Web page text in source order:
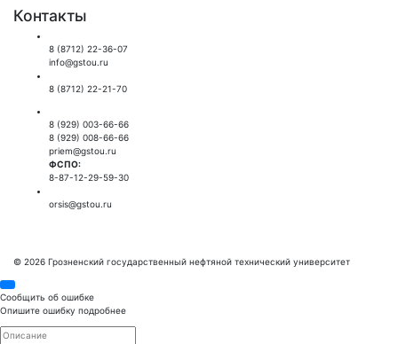
Контакты
8 (8712) 22-36-07
info@gstou.ru
8 (8712) 22-21-70
8 (929) 003-66-66
8 (929) 008-66-66
priem@gstou.ru
ФСПО:
8-87-12-29-59-30
orsis@gstou.ru
© 2026 Грозненский государственный нефтяной технический университет
Сообщить об ошибке
Опишите ошибку подробнее